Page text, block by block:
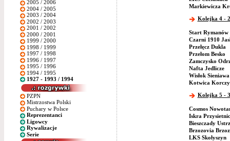
2005 / 2006
2004 / 2005
2003 / 2004
2002 / 2003
2001 / 2002
2000 / 2001
1999 / 2000
1998 / 1999
1997 / 1998
1996 / 1997
1995 / 1996
1994 / 1995
1927 - 1993 / 1994
PZPN
Mistrzostwa Polski
Puchary w Polsce
Reprezentanci
Ligowcy
Rywalizacje
Serie
Markiewicza
Kolejka 4 -
Start Rymanów
Czarni 1910
Przełęcz Dukla
Przełom Besko
Zamczysko
Nafta Jedlicze
Wisłok Sieniawa
Kotwica
Kolejka 5 -
Cosmos
Iskra
Bieszczady
Brzozovia
LKS Skołyszyn